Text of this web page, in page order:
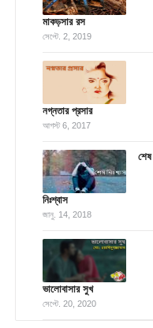
মাকড়সার রস
সেপ্টে. 2, 2019
নগ্নতার প্রসার
আগস্ট 6, 2017
শেষ
নিঃশ্বাস
জানু. 14, 2018
ভালোবাসার সুখ
সেপ্টে. 20, 2020